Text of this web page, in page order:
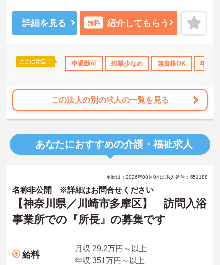
研修制度あり 産休･育休･介護休暇取得実績あり 社会保険完備
のでお気軽にご相談ください。
詳細を見る 無料 紹介してもらう
ここに注目！ 車通勤可 残業少なめ 無資格OK 年間
この法人の別の求人の一覧を見る
あなたにおすすめの介護・福祉求人
更新日：2026年08月04日 求人番号：651188
名称非公開 ※詳細はお問合せください
【神奈川県／川崎市多摩区】 訪問入浴
事業所での『所長』の募集です
給料
月収 29.2万円～以上
年収 351万円～以上